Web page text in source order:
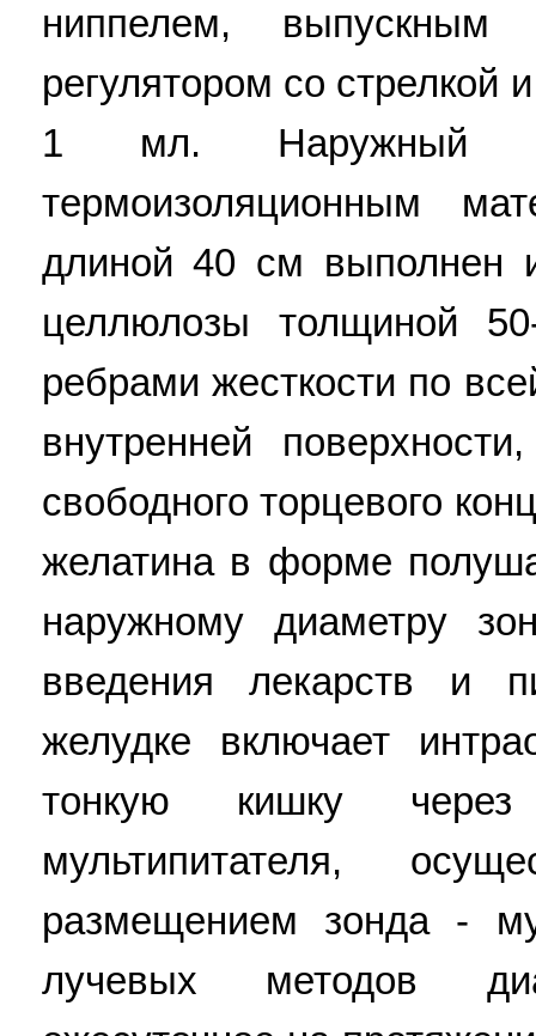
ниппелем,
регулятором со стрелкой
1 мл. Наружный
термоизоляционным
длиной 40 см выполнен
целлюлозы толщиной
ребрами жесткости по
внутренней
свободного торцевого
желатина в форме
наружному диаметру
введения лекарств и
желудке включает
тонкую кишку
мультипитателя,
размещением зонда -
лучевых методов